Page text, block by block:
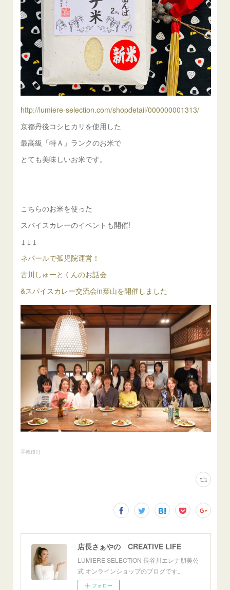
http://lumiere-selection.com/shopdetail/000000001313/
京都丹後コシヒカリを使用した
最高級「特Ａ」ランクのお米で
とても美味しいお米です。
こちらのお米を使った
スパイスカレーのイベントも開催!
↓↓↓
ネパールで孤児院運営！
古川しゅーとくんのお話会
&スパイスカレー交流会in葉山を開催しました
手帳(51)
店長さぁやの CREATIVE LIFE
LUMIERE SELECTION 長谷川エレナ朋美公
式 オンラインショップのブログです。
フォロー